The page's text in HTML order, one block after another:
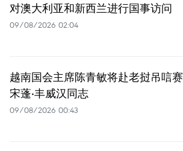
对澳大利亚和新西兰进行国事访问
09/08/2026 02:04
越南国会主席陈青敏将赴老挝吊唁赛
宋蓬·丰威汉同志
09/08/2026 00:43